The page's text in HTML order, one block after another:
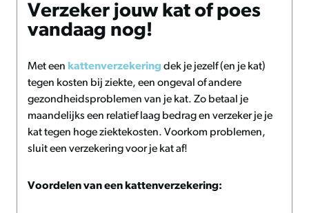
gebruik op om het effect van de madnip langer te
behouden. Controleer regelmatig of het speeltje nog intact
Formaat
Diameter 7 cm
Verzeker jouw kat of poes
vandaag nog!
Met een kattenverzekering dek je jezelf (en je kat)
tegen kosten bij ziekte, een ongeval of andere
gezondheidsproblemen van je kat. Zo betaal je
maandelijks een relatief laag bedrag en verzeker je je
kat tegen hoge ziektekosten. Voorkom problemen,
sluit een verzekering voor je kat af!
Voordelen van een kattenverzekering: